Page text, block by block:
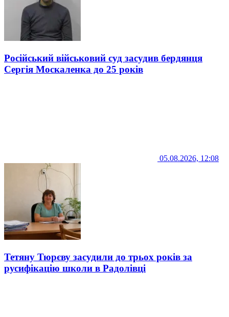
Російський військовий суд засудив бердянця
Сергія Москаленка до 25 років
05.08.2026, 12:08
Тетяну Тюрєву засудили до трьох років за
русифікацію школи в Радолівці